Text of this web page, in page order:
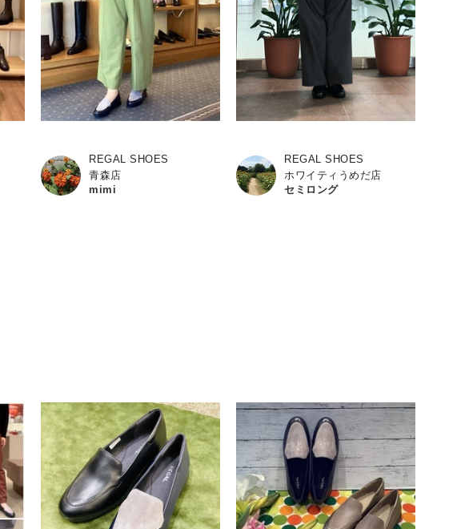
REGAL SHOES
青森店
mimi
REGAL SHOES
ホワイティうめだ店
セミロング